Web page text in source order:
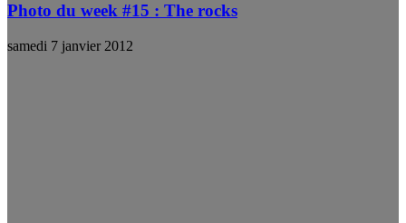
Photo du week #15 : The rocks
samedi 7 janvier 2012